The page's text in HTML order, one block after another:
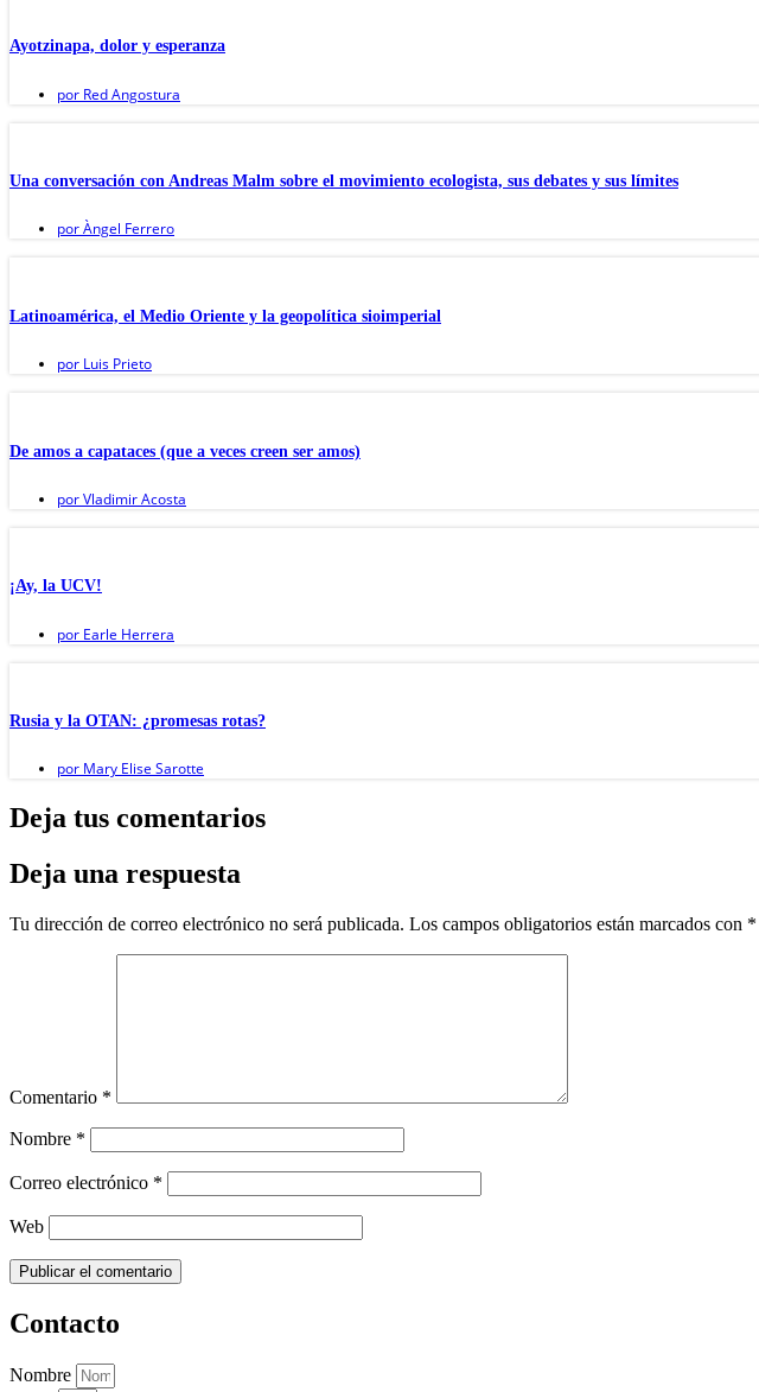
Ayotzinapa, dolor y esperanza
por Red Angostura
Una conversación con Andreas Malm sobre el movimiento ecologista, sus debates y sus límites
porÀngel Ferrero
Latinoamérica, el Medio Oriente y la geopolítica sioimperial
por Luis Prieto
De amos a capataces (que a veces creen ser amos)
porVladimir Acosta
¡Ay, la UCV!
por Earle Herrera
Rusia y la OTAN: ¿promesas rotas?
por Mary Elise Sarotte
Deja tus comentarios
Deja una respuesta
Tu dirección de correo electrónico no será publicada. Los campos obligatorios están marcados con *
Comentario *
Nombre *
Correo electrónico *
Web
Contacto
Nombre